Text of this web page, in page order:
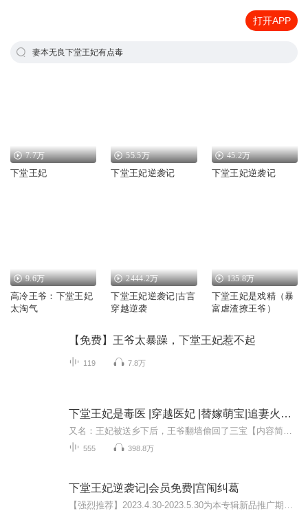
打开APP
妻本无良下堂王妃有点毒
7.7万
下堂王妃
55.5万
下堂王妃逆袭记
45.2万
下堂王妃逆袭记
9.6万
高冷王爷：下堂王妃
太淘气
2444.2万
下堂王妃逆袭记|古言
穿越逆袭
135.8万
下堂王妃是戏精（暴
富虐渣撩王爷）
【免费】王爷太暴躁，下堂王妃惹不起
119 7.8万
下堂王妃是毒医 |穿越医妃 |替嫁萌宝|追妻火葬场
555 398.8万
下堂王妃逆袭记|会员免费|宫闱纠葛